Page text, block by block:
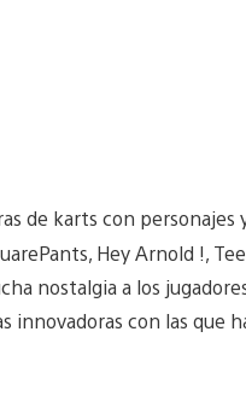
de karts con personajes
Hey Arnold !,
nostalgia a los
con las que